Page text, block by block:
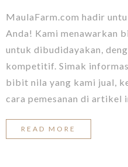
MaulaFarm.com hadir
Anda! Kami menawarkan
untuk dibudidayakan,
kompetitif. Simak
bibit nila yang kami jual,
cara pemesanan di artikel
READ MORE